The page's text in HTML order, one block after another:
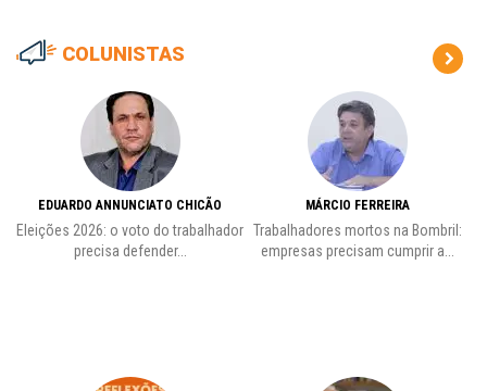
COLUNISTAS
EDUARDO ANNUNCIATO CHICÃO
Eleições 2026: o voto do trabalhador
precisa defender...
MÁRCIO FERREIRA
Trabalhadores mortos na Bombril:
empresas precisam cumprir a...